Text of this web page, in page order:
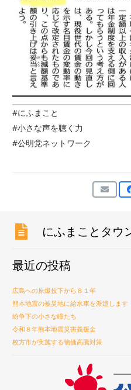
#にふまこと
#小さな声を聴く力
#公明党ネットワーク
にふまことタウ
最近の投稿
広島への原爆投下から８１年
熊本地震の被災地に給水車を派遣します
紛争下の小さな瞳たち
令和８年熊本地震災害義援金
枚方市が実施する物価高騰対策